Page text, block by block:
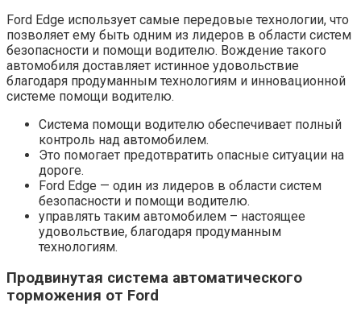
Ford Edge использует самые передовые технологии, что
позволяет ему быть одним из лидеров в области систем
безопасности и помощи водителю. Вождение такого
автомобиля доставляет истинное удовольствие
благодаря продуманным технологиям и инновационной
системе помощи водителю.
Система помощи водителю обеспечивает полный
контроль над автомобилем.
Это помогает предотвратить опасные ситуации на
дороге.
Ford Edge — один из лидеров в области систем
безопасности и помощи водителю.
управлять таким автомобилем – настоящее
удовольствие, благодаря продуманным
технологиям.
Продвинутая система автоматического
торможения от Ford